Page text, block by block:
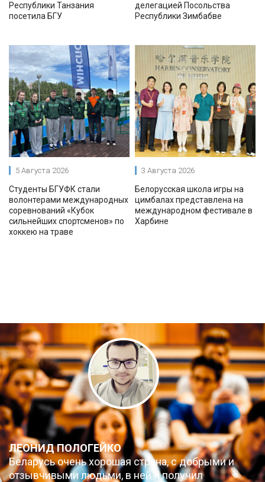
Республики Танзания
посетила БГУ
делегацией Посольства
Республики Зимбабве
5 Августа 2026
Студенты БГУФК стали
волонтерами международных
соревнований «Кубок
сильнейших спортсменов» по
хоккею на траве
3 Августа 2026
Белорусская школа игры на
цимбалах представлена на
международном фестивале в
Харбине
ЛЕОНИД ПОЛОГЕЙКО
Беларусь очень хорошая страна, с добрыми и
отзывчивыми людьми, в ней я получил